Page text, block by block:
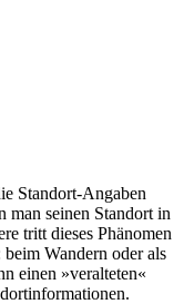
Standort-Angaben
man seinen Standort in
tritt dieses Phänomen
Wandern oder als
einen »veralteten«